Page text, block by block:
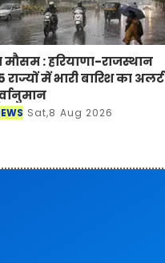
: हरियाणा-राजस्थान
में भारी बारिश का अलर्ट
Sat,8 Aug 2026